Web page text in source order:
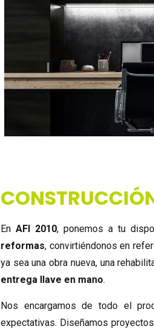
En AFI 2010, ponemos a tu
reformas, convirtiéndonos en
ya sea una obra nueva, una
entrega llave en mano.
Nos encargamos de todo el
expectativas. Diseñamos